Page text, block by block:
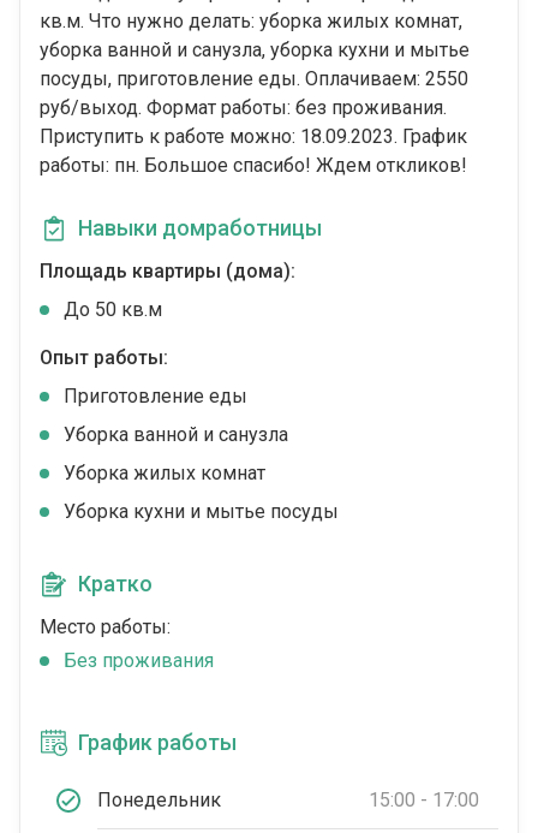
кв.м. Что нужно делать: уборка жилых комнат,
уборка ванной и санузла, уборка кухни и мытье
посуды, приготовление еды. Оплачиваем: 2550
руб/выход. Формат работы: без проживания.
Приступить к работе можно: 18.09.2023. График
работы: пн. Большое спасибо! Ждем откликов!
Навыки домработницы
Площадь квартиры (дома):
До 50 кв.м
Опыт работы:
Приготовление еды
Уборка ванной и санузла
Уборка жилых комнат
Уборка кухни и мытье посуды
Кратко
Место работы:
Без проживания
График работы
Понедельник 15:00 - 17:00